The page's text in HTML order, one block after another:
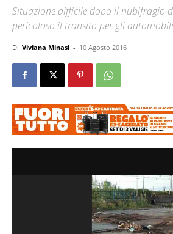
Situazione difficile dopo il nubifragio
pericoloso il transito per gli
Di Viviana Minasi - 10 Agosto 2016